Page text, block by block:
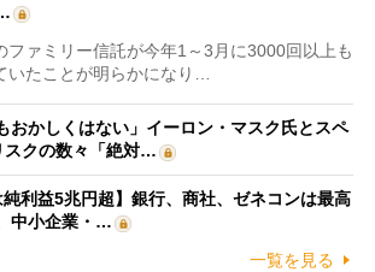
ァミリー信託が今年1～3月に3000回以上も
いたことが明らかになり…
おかしくはない」イーロン・マスク氏とスペ
スクの数々「絶対…
純利益5兆円超】銀行、商社、ゼネコンは最高
中小企業・…
一覧を見る